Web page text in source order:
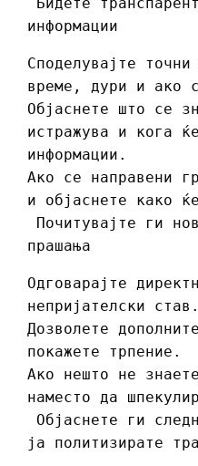
Бидете
информации
Споделувајте
време, дури и ако
Објаснете што се
истражува и кога
информации.
Ако се направени
и објаснете како
Почитувајте ги
прашања
Одговарајте
непријателски став.
Дозволете
покажете трпение.
Ако нешто не
наместо да
Објаснете ги
ја политизирате